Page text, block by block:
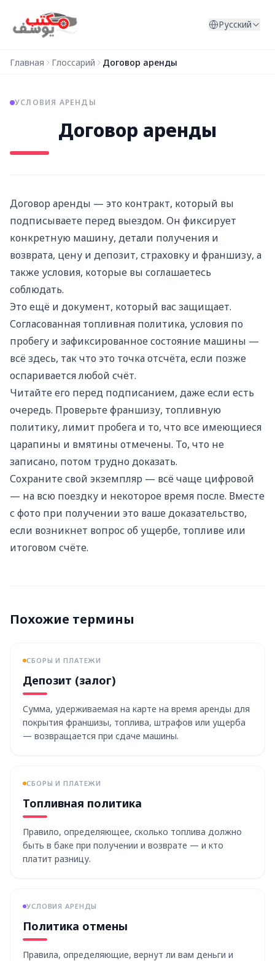
Русский
Главная Глоссарий Договор аренды
УСЛОВИЯ АРЕНДЫ
Договор аренды
Договор аренды — это контракт, который вы
подписываете перед выездом. Он фиксирует
конкретную машину, детали получения и
возврата, цену и депозит, страховку и франшизу, а
также условия, которые вы соглашаетесь
соблюдать.
Это ещё и документ, который вас защищает.
Согласованная топливная политика, условия по
пробегу и зафиксированное состояние машины —
всё здесь, так что это точка отсчёта, если позже
оспаривается любой счёт.
Читайте его перед подписанием, даже если есть
очередь. Проверьте франшизу, топливную
политику, лимит пробега и то, что все имеющиеся
царапины и вмятины отмечены. То, что не
записано, потом трудно доказать.
Сохраните свой экземпляр — всё чаще цифровой
— на всю поездку и некоторое время после. Вместе
с фото при получении это ваше доказательство,
если возникнет вопрос об ущербе, топливе или
итоговом счёте.
Похожие термины
СБОРЫ И ПЛАТЕЖИ
Депозит (залог)
Сумма, удерживаемая на карте на время аренды для
покрытия франшизы, топлива, штрафов или ущерба
— возвращается при сдаче машины.
СБОРЫ И ПЛАТЕЖИ
Топливная политика
Правило, определяющее, сколько топлива должно
быть в баке при получении и возврате — и кто
платит разницу.
УСЛОВИЯ АРЕНДЫ
Политика отмены
Правила, определяющие, вернут ли вам деньги и